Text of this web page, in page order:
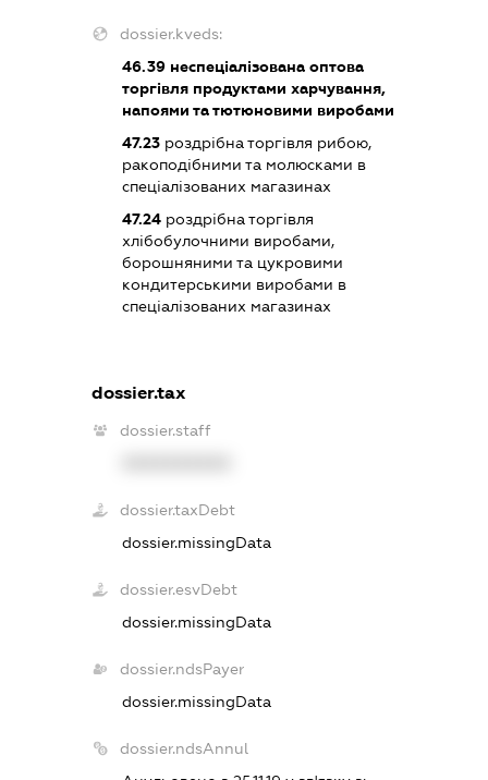
dossier.kveds:
46.39 неспеціалізована оптова
торгівля продуктами харчування,
напоями та тютюновими виробами
47.23 роздрібна торгівля рибою,
ракоподібними та молюсками в
спеціалізованих магазинах
47.24 роздрібна торгівля
хлібобулочними виробами,
борошняними та цукровими
кондитерськими виробами в
спеціалізованих магазинах
dossier.tax
dossier.staff
dossier.taxDebt
dossier.missingData
dossier.esvDebt
dossier.missingData
dossier.ndsPayer
dossier.missingData
dossier.ndsAnnul